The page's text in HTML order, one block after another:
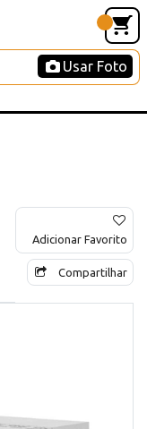
Usar Foto
Adicionar Favorito
Compartilhar